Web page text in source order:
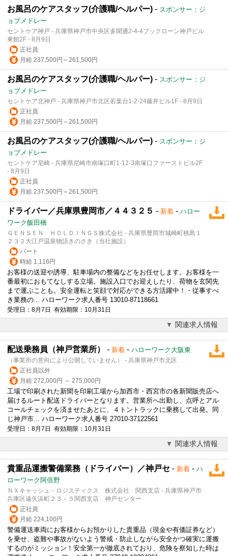
お風呂のケアスタッフ(介護職/ヘルパー) - スポンサー：ジ
ョブメドレー
セントケア神戸 - 兵庫県神戸市中央区多聞通2-4-4ブックローン神戸ビル
東館2F - 8月9日
正社員
月給 237,500円～261,500円
お風呂のケアスタッフ(介護職/ヘルパー) - スポンサー：ジ
ョブメドレー
セントケア北神戸 - 兵庫県神戸市北区若葉台1-2-24藤井ビル1F - 8月9日
正社員
月給 237,500円～261,500円
お風呂のケアスタッフ(介護職/ヘルパー) - スポンサー：ジ
ョブメドレー
セントケア尼崎 - 兵庫県尼崎市南塚口町1-12-3南塚口ファーストビル2F
- 8月9日
正社員
月給 237,500円～261,500円
ドライバー／兵庫県豊岡市／４４３２５ - 新着 - ハロー
ワーク飯田橋
ＧＥＮＳＥＮ ＨＯＬＤＩＮＧＳ株式会社 - 兵庫県豊岡市城崎町桃島１
２３２大江戸温泉物語きのさき（当社施設）
パート
時給 1,116円
お客様の送迎や誘導、駐車場内の整備などをお任せします。お客様を一
番最初におもてなしする立場。施設入口でお迎えしたり、荷物を玄関先
まで運ぶことも。安全運転と笑顔で対応ができる方活躍中！・従事すべ
き業務の... ハローワーク求人番号 13010-87118661
受理日：8月7日 有効期限：10月31日
関連求人情報
配送乗務員（神戸営業所） - 新着 - ハローワーク大阪東
（事業所の意向により公開していません） - 兵庫県神戸市北区
正社員以外
月給 272,000円 ～ 275,000円
工場で印刷された新聞を印刷工場から加西市・西宮市の各新聞販売店へ
届けるルート配送 ドライバー となります。営業所へ出勤し、点呼とアル
コールチェックを済ませたあとに、４トントラックに乗務して出発。同
じ神戸市... ハローワーク求人番号 27010-37122561
受理日：8月7日 有効期限：10月31日
関連求人情報
貴重品運搬警備業務（ドライバー）／神戸セ - 新着 - ハ
ローワーク阿倍野
ＮＸキャッシュ・ロジスティクス 株式会社 関西支店 - 兵庫県神戸市
兵庫区遠矢浜町２３－５関西支店 神戸センター
正社員
月給 224,100円
警備運送車両にお客様からお預かりした貴重品（現金や有価証券など）
を乗せ、盗難や事故がないよう警戒・防止しながら安全かつ確実に運搬
するのがミッション！安全第一が徹底されており、危険を察知した時は